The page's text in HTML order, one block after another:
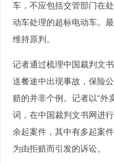
车，不应包括交管部门在
动车处理的超标电动车。
维持原判。
记者通过梳理中国裁判文
送餐途中出现事故，保险
赔的并非个例。记者以“外
词，在中国裁判文书网进
余起案件，其中有多起案
为由拒赔而引发的诉讼。